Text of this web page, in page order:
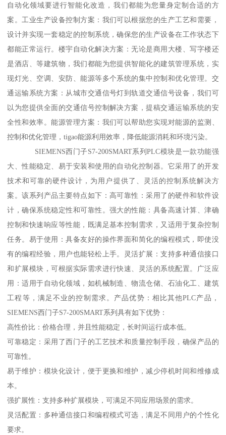
自动化领域要进行智能化改造，我们都能为您量身定制合适的方
案。工业生产设备控制方案：我们可以根据您的生产工艺和需要，
设计并实现一套稳定的控制系统，确保您的生产设备在工作状态下
都能正常运行。楼宇自动化解决方案：无论是商用大楼、写字楼还
是酒店、等建筑物，我们都能为您提供智能化的建筑管理系统，实
现灯光、空调、安防、能源等多个系统的集中控制和优化管理。交
通运输系统方案：从城市交通信号灯到轨道交通信号设备，我们可
以为您提供全面的交通信号控制解决方案，提稿交通运输系统的安
全性和效率。能源管理方案：我们可以帮助您实现对能源的监测、
控制和优化管理，tigao能源利用效率，降低能源消耗和环境污染。
SIEMENS西门子S7-200SMART系列PLC模块是一款功能强
大、性能稳定、易于安装和使用的自动化控制器。它采用了的开发
技术和可靠的硬件设计，为用户提供了、灵活的控制系统解决方
案。该系列产品主要特点如下：高可靠性：采用了的硬件和软件设
计，确保系统稳定性和可靠性。强大的性能：具备高速计算、津确
控制和快速响应等性能，既满足基本控制需求，又适用于复杂控制
任务。易于使用：具备友好的操作界面和简化的编程模式，即使没
有的编程经验，用户也能轻松上手。灵活扩展：支持多种通信接口
和扩展模块，可根据实际需求进行快速、灵活的系统配置。广泛应
用：适用于自动化领域，如机械制造、物流仓储、石油化工、建筑
工程等，满足不业的控制需求。产品优势：相比其他PLC产品，
SIEMENS西门子S7-200SMART系列具有如下优势：
高性价比：价格合理，并且性能稳定，长时间运行成本低。
可靠稳定：采用了西门子的工艺技术和质量控制手段，确保产品的
可靠性。
易于维护：模块化设计，便于更换和维护，减少停机时间和维修成
本。
强扩展性：支持多种扩展模块，可满足不同应用场景的需求。
灵活配置：多种通信接口和编程模式可选，满足不同用户的个性化
要求。